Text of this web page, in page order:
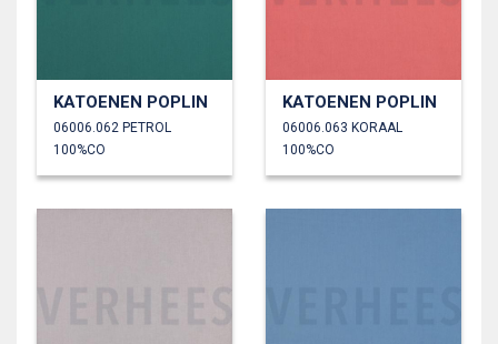
KATOENEN POPLIN
06006.062 PETROL
100%CO
KATOENEN POPLIN
06006.063 KORAAL
100%CO